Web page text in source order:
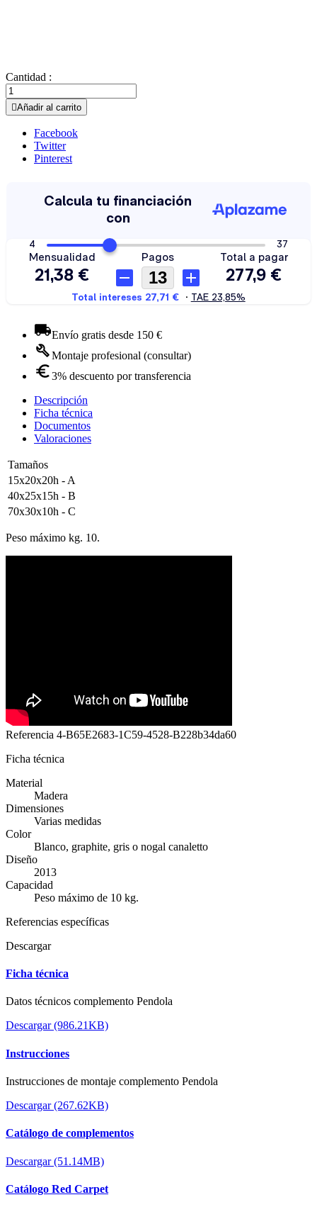
Cantidad :
Añadir al carrito
Facebook
Twitter
Pinterest
Envío gratis desde 150 €
Montaje profesional (consultar)
3% descuento por transferencia
Descripción
Ficha técnica
Documentos
Valoraciones
Tamaños
15x20x20h - A
40x25x15h - B
70x30x10h - C
Peso máximo kg. 10.
Referencia 4-B65E2683-1C59-4528-B228b34da60
Ficha técnica
Material
Madera
Dimensiones
Varias medidas
Color
Blanco, graphite, gris o nogal canaletto
Diseño
2013
Capacidad
Peso máximo de 10 kg.
Referencias específicas
Descargar
Ficha técnica
Datos técnicos complemento Pendola
Descargar (986.21KB)
Instrucciones
Instrucciones de montaje complemento Pendola
Descargar (267.62KB)
Catálogo de complementos
Descargar (51.14MB)
Catálogo Red Carpet